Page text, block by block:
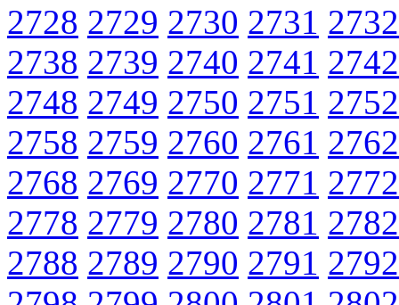
2728 2729 2730 2731 2732
2738 2739 2740 2741 2742
2748 2749 2750 2751 2752
2758 2759 2760 2761 2762
2768 2769 2770 2771 2772
2778 2779 2780 2781 2782
2788 2789 2790 2791 2792